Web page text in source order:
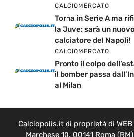
CALCIOMERCATO
Torna in Serie A ma
la Juve: sarà un nuovo
calciatore del Napoli!
CALCIOMERCATO
Pronto il colpo
il bomber passa
al Milan
Calciopolis.it di proprietà di WEB
Marchese 10, 00141 Roma